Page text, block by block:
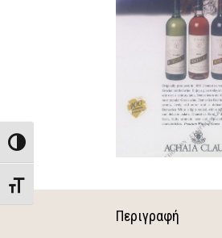
Toggle High Contrast
Toggle Font size
Περιγραφή